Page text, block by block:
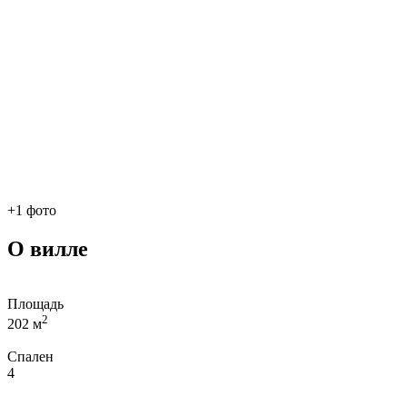
+1 фото
О вилле
Площадь
202 м2
Спален
4